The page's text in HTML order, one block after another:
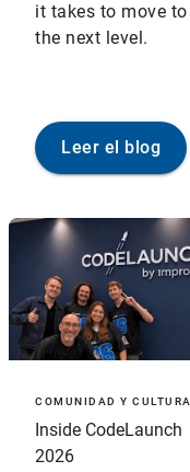
it takes to move to
the next level.
Leer el blog
COMUNIDAD Y CULTURA
Inside CodeLaunch
2026